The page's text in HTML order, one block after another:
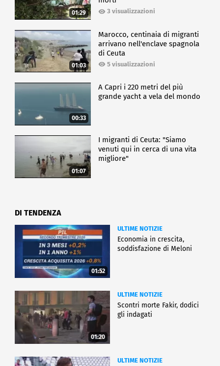
01:29 3 visualizzazioni
01:03
Marocco, centinaia di migranti
arrivano nell'enclave spagnola
di Ceuta
5 visualizzazioni
00:33
A Capri i 220 metri del più
grande yacht a vela del mondo
01:07
I migranti di Ceuta: "Siamo
venuti qui in cerca di una vita
migliore"
DI TENDENZA
01:52
ULTIME NOTIZIE
Economia in crescita,
soddisfazione di Meloni
01:20
ULTIME NOTIZIE
Scontri morte Fakir, dodici
gli indagati
ULTIME NOTIZIE